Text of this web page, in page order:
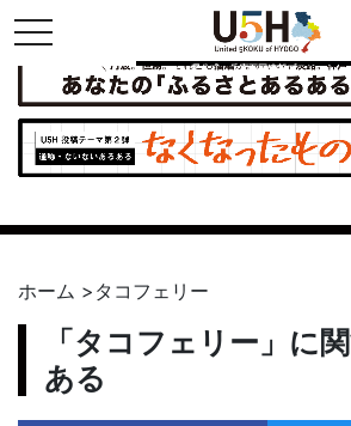
toggle navigation
県公式・兵庫五国連邦プロジェクト
ホーム > タコフェリー
「タコフェリー」に
ある